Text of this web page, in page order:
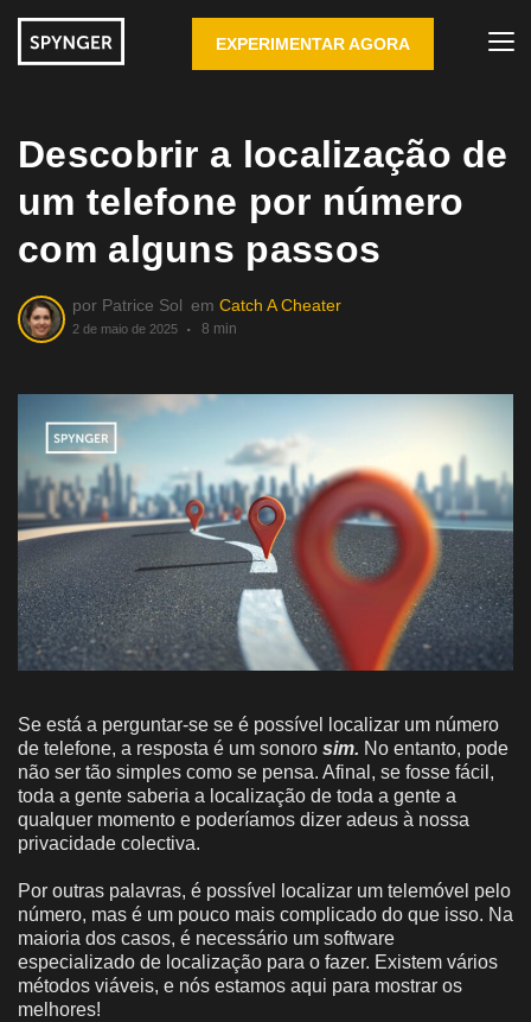
EXPERIMENTAR AGORA
Descobrir a localização de
um telefone por número
com alguns passos
por Patrice Sol em Catch A Cheater
2 de maio de 2025 8 min
Se está a perguntar-se se é possível localizar um número
de telefone, a resposta é um sonoro sim. No entanto, pode
não ser tão simples como se pensa. Afinal, se fosse fácil,
toda a gente saberia a localização de toda a gente a
qualquer momento e poderíamos dizer adeus à nossa
privacidade colectiva.
Por outras palavras, é possível localizar um telemóvel pelo
número, mas é um pouco mais complicado do que isso. Na
maioria dos casos, é necessário um software
especializado de localização para o fazer. Existem vários
métodos viáveis, e nós estamos aqui para mostrar os
melhores!